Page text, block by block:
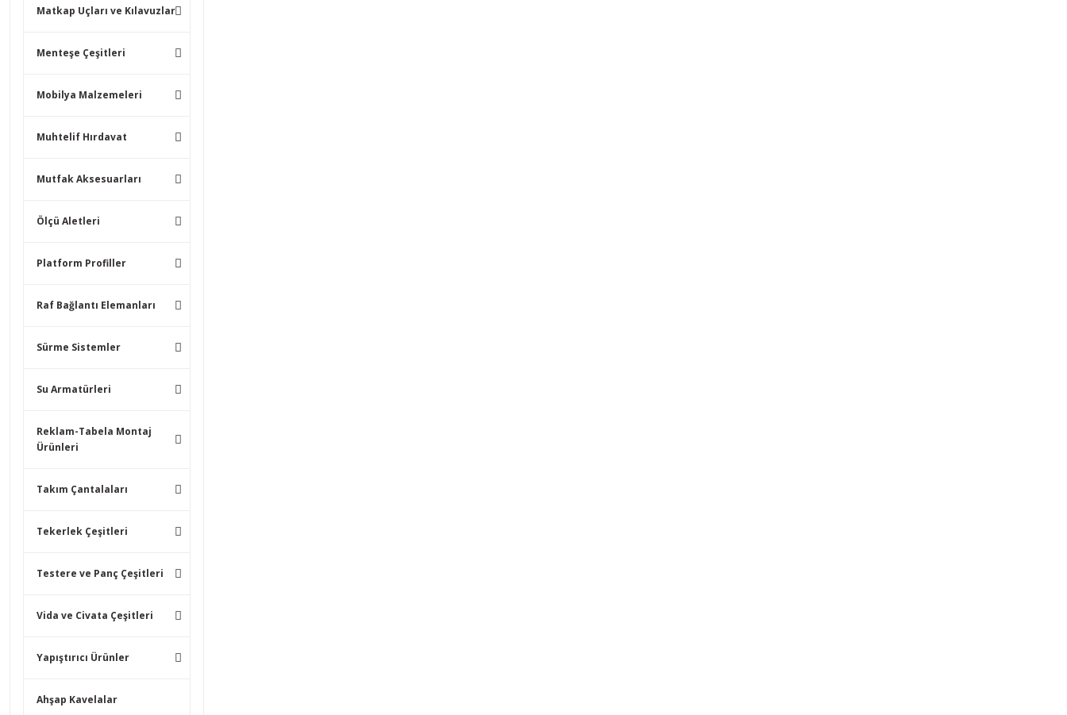
Matkap Uçları ve Kılavuzlar
Menteşe Çeşitleri
Mobilya Malzemeleri
Muhtelif Hırdavat
Mutfak Aksesuarları
Ölçü Aletleri
Platform Profiller
Raf Bağlantı Elemanları
Sürme Sistemler
Su Armatürleri
Reklam-Tabela Montaj
Ürünleri
Takım Çantalaları
Tekerlek Çeşitleri
Testere ve Panç Çeşitleri
Vida ve Civata Çeşitleri
Yapıştırıcı Ürünler
Ahşap Kavelalar